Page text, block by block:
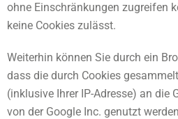
ohne Einschränkungen zugreifen
keine Cookies zulässt.
Weiterhin können Sie durch ein
dass die durch Cookies
(inklusive Ihrer IP-Adresse) an die
von der Google Inc. genutzt